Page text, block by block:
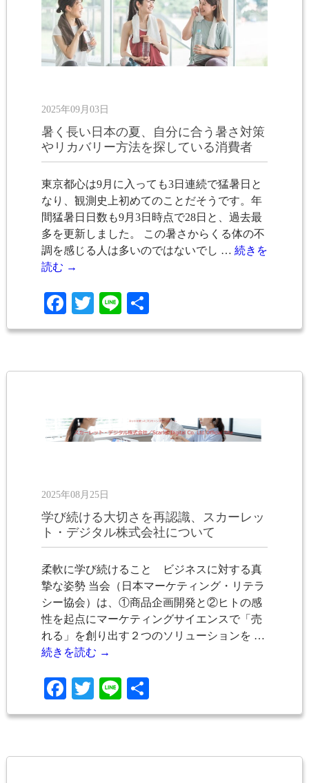
2025年09月03日
暑く長い日本の夏、自分に合う暑さ対策
やリカバリー方法を探している消費者
東京都心は9月に入っても3日連続で猛暑日と
なり、観測史上初めてのことだそうです。年
間猛暑日日数も9月3日時点で28日と、過去最
多を更新しました。 この暑さからくる体の不
調を感じる人は多いのではないでし … 続きを
読む →
Facebook
Twitter
Line
有
2025年08月25日
学び続ける大切さを再認識、スカーレッ
ト・デジタル株式会社について
柔軟に学び続けること ビジネスに対する真
摯な姿勢 当会（日本マーケティング・リテラ
シー協会）は、①商品企画開発と②ヒトの感
性を起点にマーケティングサイエンスで「売
れる」を創り出す２つのソリューションを …
続きを読む →
Facebook
Twitter
Line共
有